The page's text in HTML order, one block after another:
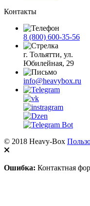
Контакты
8 (800) 600-35-56
г. Тольятти, ул.
Юбилейная, 29
info@heavybox.ru
© 2018 Heavy-Box
Ошибка: Контактная